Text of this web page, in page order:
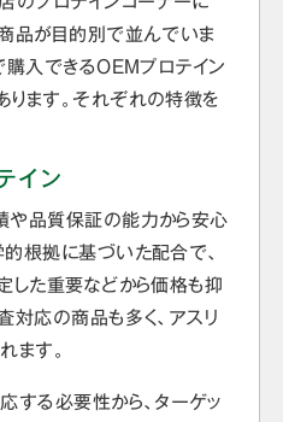
品が目的別で並んでいま
入できるOEMプロテイン
ます。それぞれの特徴を
イン
や品質保証の能力から安心
根拠に基づいた配合で、
した重要などから価格も抑
対応の商品も多く、アスリ
ます。
する必要性から、ターゲッ